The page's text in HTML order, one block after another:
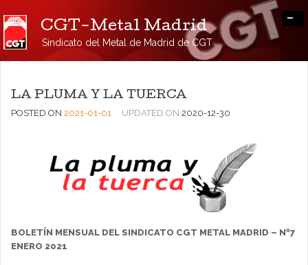
CGT-Metal Madrid
Sindicato del Metal de Madrid de CGT
-
LA PLUMA Y LA TUERCA
POSTED ON 2021-01-01 UPDATED ON 2020-12-30
BOLETÍN MENSUAL DEL SINDICATO CGT METAL MADRID – Nº7
ENERO 2021